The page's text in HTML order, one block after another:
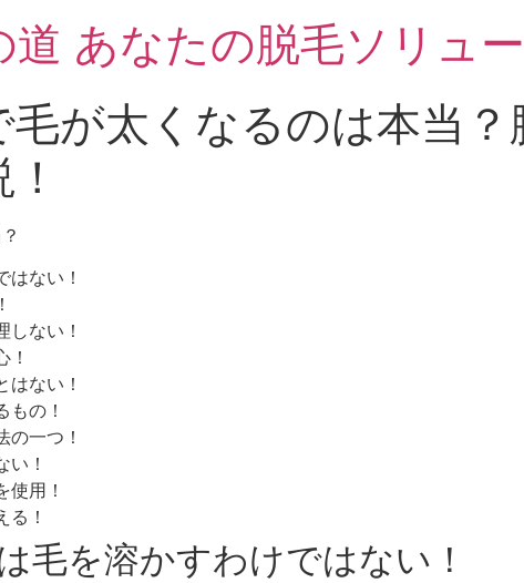
あなたの脱毛ソリュ
が太くなるのは本当
はない！
しない！
！
はない！
の！
の一つ！
い！
使用！
る！
毛を溶かすわけではない！